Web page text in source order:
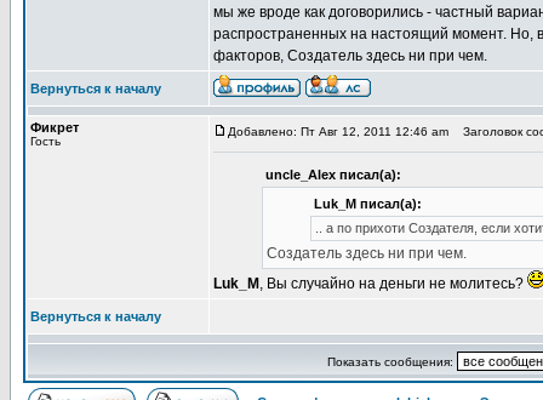
мы же вроде как договорились - частный
распространенных на настоящий момент. Но,
факторов, Создатель здесь ни при чем.
Вернуться к началу
Фикрет
Гость
Добавлено: Пт Авг 12, 2011 12:46 am Заголовок
uncle_Alex писал(а):
Luk_M писал(а):
.. а по прихоти Создателя, если
Создатель здесь ни при чем.
Luk_M , Вы случайно на деньги не молитесь?
Вернуться к началу
Показать сообщения: